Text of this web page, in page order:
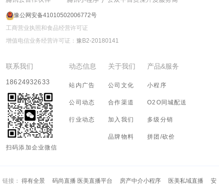
豫公网安备41010502006772号
工商营业执照和食品经营许可证
增值电信业务经营许可证： 豫B2-20180141
联系我们
18624932633
扫码添加企业微信
动态信息
站内广告
公司动态
行业动态
关于我们
公司文化
合作渠道
加入我们
品牌物料
产品&服务
小程序
O2O同城配送
多级分销
拼团/砍价
链接： 得有全景 码尚直播 医美直播平台 房产中介小程序 医美私域直播 安